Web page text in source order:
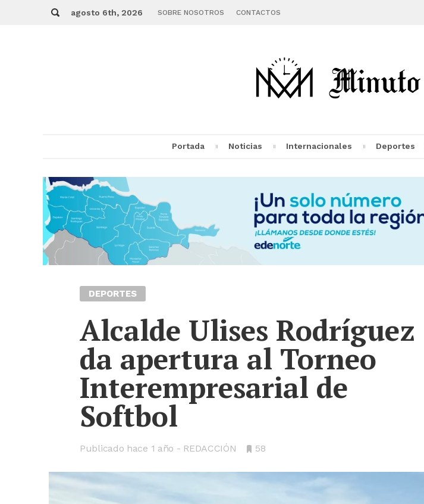
Buscar
agosto 6th, 2026 SOBRE NOSOTROS CONTACTOS
Portada Noticias Internacionales Deportes
DEPORTES
Alcalde Ulises Rodríguez
da apertura al Torneo
Interempresarial de
Softbol
Publicado hace 1 año REDACCIÓN
•
58